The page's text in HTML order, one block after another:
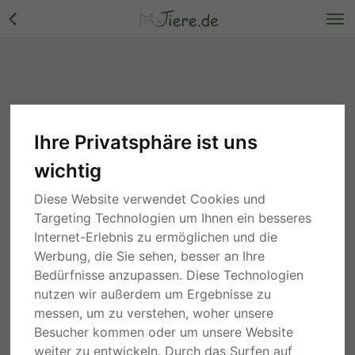
Ihre Privatsphäre ist uns
wichtig
Diese Website verwendet Cookies und
Targeting Technologien um Ihnen ein besseres
Internet-Erlebnis zu ermöglichen und die
Werbung, die Sie sehen, besser an Ihre
Bedürfnisse anzupassen. Diese Technologien
nutzen wir außerdem um Ergebnisse zu
messen, um zu verstehen, woher unsere
Besucher kommen oder um unsere Website
weiter zu entwickeln. Durch das Surfen auf
Hunde
Sami, Podenco Andaluz - Mix - Hündin
Niedersachsen 4 Stunden
TIERHEIM
Mara, Podenco Andaluz - Mix - Hündin
Niedersachsen